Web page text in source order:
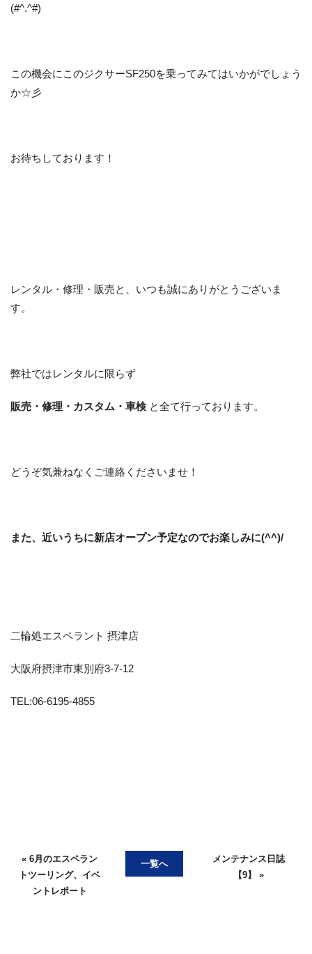
(#^.^#)
この機会にこのジクサーSF250を乗ってみてはいかがでしょう
か☆彡
お待ちしております！
レンタル・修理・販売と、いつも誠にありがとうございま
す。
弊社ではレンタルに限らず
販売・修理・カスタム・車検 と全て行っております。
どうぞ気兼ねなくご連絡くださいませ！
また、近いうちに新店オープン予定なのでお楽しみに(^^)/
二輪処エスペラント 摂津店
大阪府摂津市東別府3-7-12
TEL:06-6195-4855
« 6月のエスペラン
トツーリング、イベ
ントレポート
一覧へ
メンテナンス日誌
【9】 »